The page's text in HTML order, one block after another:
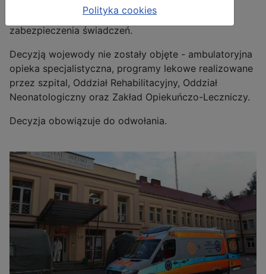
realizować będzie w ramach II poziomu
zabezpieczenia świadczeń.
Decyzją wojewody nie zostały objęte - ambulatoryjna
opieka specjalistyczna, programy lekowe realizowane
przez szpital, Oddział Rehabilitacyjny, Oddział
Neonatologiczny oraz Zakład Opiekuńczo-Leczniczy.
Decyzja obowiązuje do odwołania.
Polityka cookies